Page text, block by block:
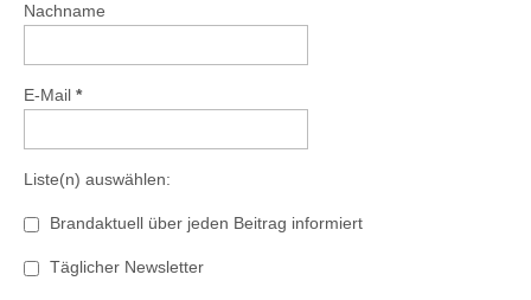
Nachname
E-Mail *
Liste(n) auswählen:
Brandaktuell über jeden Beitrag informiert
Täglicher Newsletter